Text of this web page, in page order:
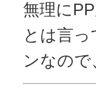
無理に
とは言
ンなの